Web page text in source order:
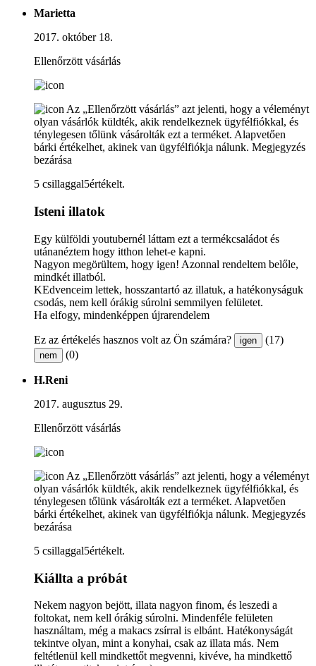
Marietta
2017. október 18.
Ellenőrzött vásárlás
Az „Ellenőrzött vásárlás” azt jelenti, hogy a véleményt
olyan vásárlók küldték, akik rendelkeznek ügyfélfiókkal, és
ténylegesen tőlünk vásárolták ezt a terméket. Alapvetően
bárki értékelhet, akinek van ügyfélfiókja nálunk. Megjegyzés
bezárása
5 csillaggal5értékelt.
Isteni illatok
Egy külföldi youtubernél láttam ezt a termékcsaládot és
utánanéztem hogy itthon lehet-e kapni.
Nagyon megörültem, hogy igen! Azonnal rendeltem belőle,
mindkét illatból.
KEdvenceim lettek, hosszantartó az illatuk, a hatékonyságuk
csodás, nem kell órákig súrolni semmilyen felületet.
Ha elfogy, mindenképpen újrarendelem
Ez az értékelés hasznos volt az Ön számára? igen (17)
nem (0)
H.Reni
2017. augusztus 29.
Ellenőrzött vásárlás
Az „Ellenőrzött vásárlás” azt jelenti, hogy a véleményt
olyan vásárlók küldték, akik rendelkeznek ügyfélfiókkal, és
ténylegesen tőlünk vásárolták ezt a terméket. Alapvetően
bárki értékelhet, akinek van ügyfélfiókja nálunk. Megjegyzés
bezárása
5 csillaggal5értékelt.
Kiállta a próbát
Nekem nagyon bejött, illata nagyon finom, és leszedi a
foltokat, nem kell órákig súrolni. Mindenféle felületen
használtam, még a makacs zsírral is elbánt. Hatékonyságát
tekintve olyan, mint a konyhai, csak az illata más. Nem
feltétlenül kell mindkettőt megvenni, kivéve, ha mindkettő